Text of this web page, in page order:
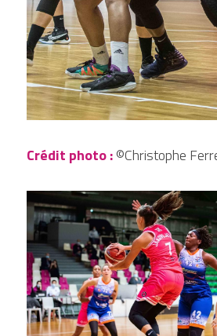
Crédit photo: ©Christophe